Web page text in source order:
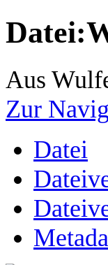
Datei:
Aus
Zur
Datei